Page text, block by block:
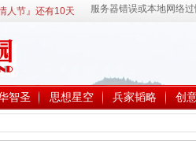
人节』还有10天
智圣 思想星空 兵家韬略 创